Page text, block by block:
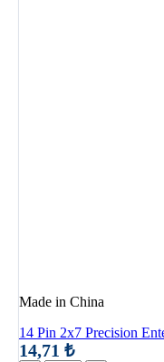
Made in China
14 Pin 2x7 Precision
14,71 ₺